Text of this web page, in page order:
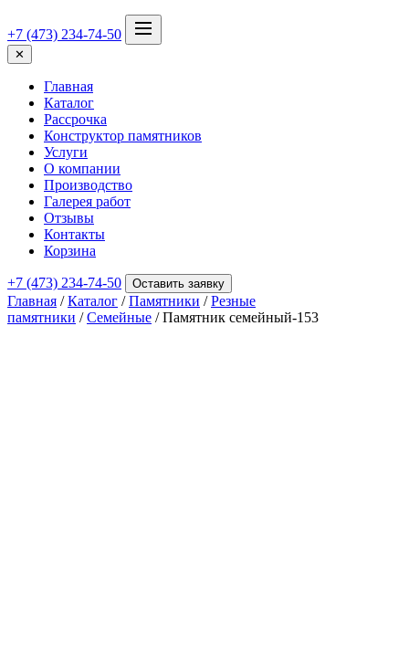
+7 (473) 234-74-50
✕
Главная
Каталог
Рассрочка
Конструктор памятников
Услуги
О компании
Производство
Галерея работ
Отзывы
Контакты
Корзина
+7 (473) 234-74-50 Оставить заявку
Главная /Каталог /Памятники /Резные
памятники /Семейные / Памятник семейный-153